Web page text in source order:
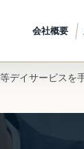
会社概要
デイサービスを